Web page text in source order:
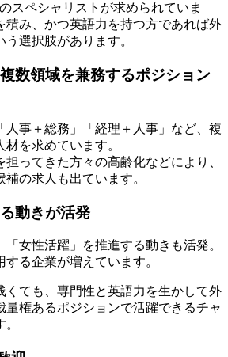
スペシャリストが求められていま
積み、かつ英語力を持つ方であれば外
選択肢があります。
数領域を兼務するポジション
人事＋総務」「経理＋人事」など、複
を求めています。
ってきた方々の高齢化などにより、
の求人も出ています。
動きが活発
女性活躍」を推進する動きも活発。
る企業が増えています。
くても、専門性と英語力を生かして外
量権あるポジションで活躍できるチャ